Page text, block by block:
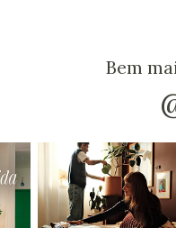
Bem